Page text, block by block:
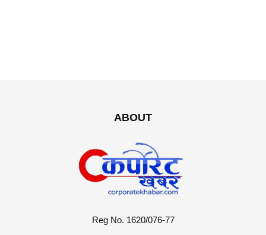
ABOUT
Reg No. 1620/076-77